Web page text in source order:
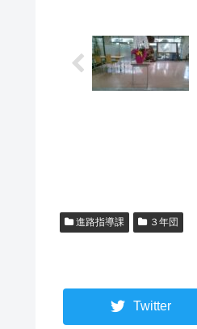
進路指導課 ３年団
Twitter